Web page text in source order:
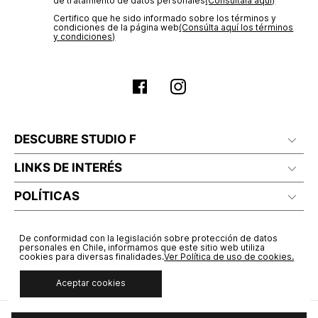
Certifico que he sido informado sobre los términos y
condiciones de la página web‎(Consúlta aquí los términos
y condiciones)
DESCUBRE STUDIO F
LINKS DE INTERÉS
POLÍTICAS
De conformidad con la legislación sobre protección de datos
personales en Chile, informamos que este sitio web utiliza
cookies para diversas finalidades.Ver Política de uso de cookies.
Aceptar cookies